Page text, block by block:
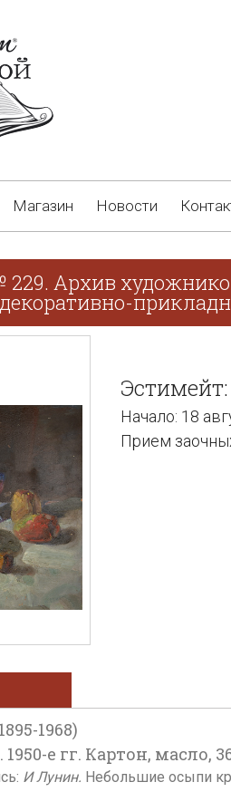
Магазин Новости
Архив
Начало: 18
Прием
1968)
е гг. Картон, масло,
И Лунин. Небольшие осыпи